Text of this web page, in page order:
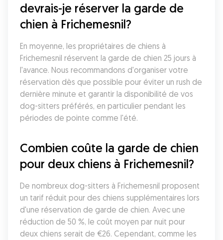
devrais-je réserver la garde de
chien à Frichemesnil?
En moyenne, les propriétaires de chiens à
Frichemesnil réservent la garde de chien 25 jours à
l'avance. Nous recommandons d'organiser votre
réservation dès que possible pour éviter un rush de
dernière minute et garantir la disponibilité de vos
dog-sitters préférés, en particulier pendant les
périodes de pointe comme l'été.
Combien coûte la garde de chien
pour deux chiens à Frichemesnil?
De nombreux dog-sitters à Frichemesnil proposent
un tarif réduit pour des chiens supplémentaires lors
d'une réservation de garde de chien. Avec une
réduction de 50 %, le coût moyen par nuit pour
deux chiens serait de €26. Cependant, comme les